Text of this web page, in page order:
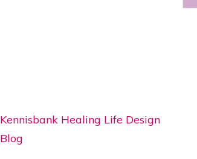
Kennisbank Healing Life Design
Blog